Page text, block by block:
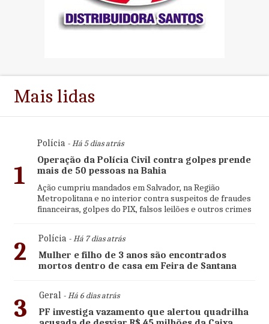
Mais lidas
1
Polícia- Há 5 dias atrás
Operação da Polícia Civil contra golpes prende
mais de 50 pessoas na Bahia
Ação cumpriu mandados em Salvador, na Região
Metropolitana e no interior contra suspeitos de fraudes
financeiras, golpes do PIX, falsos leilões e outros crimes
2 Polícia- Há 7 dias atrás
Mulher e filho de 3 anos são encontrados
mortos dentro de casa em Feira de Santana
3 Geral- Há 6 dias atrás
PF investiga vazamento que alertou quadrilha